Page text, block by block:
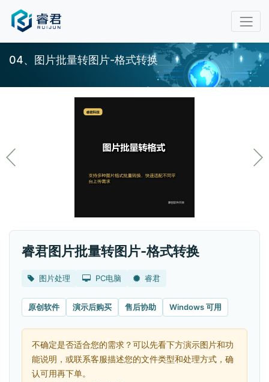
04、图片批量转图片-格式转换
睿君图片批量转图片-格式转换
图片处理 PC电脑 睿君
原创软件 演示后购买 售后协助 Windows 可用
不确定是否适合您的需求？可以先看下方演示图片和功
能说明，或联系客服描述您的文件类型和处理方式，确
认可用再下单。